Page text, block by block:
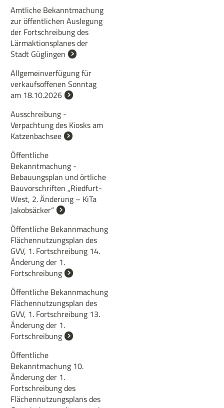
Amtliche Bekanntmachung
zur öffentlichen Auslegung
der Fortschreibung des
Lärmaktionsplanes der
Stadt Güglingen
Allgemeinverfügung für
verkaufsoffenen Sonntag
am 18.10.2026
Ausschreibung -
Verpachtung des Kiosks am
Katzenbachsee
Öffentliche
Bekanntmachung -
Bebauungsplan und örtliche
Bauvorschriften „Riedfurt-
West, 2. Änderung – KiTa
Jakobsäcker“
Öffentliche Bekannmachung
Flächennutzungsplan des
GVV, 1. Fortschreibung 14.
Änderung der 1.
Fortschreibung
Öffentliche Bekannmachung
Flächennutzungsplan des
GVV, 1. Fortschreibung 13.
Änderung der 1.
Fortschreibung
Öffentliche
Bekanntmachung 10.
Änderung der 1.
Fortschreibung des
Flächennutzungsplans des